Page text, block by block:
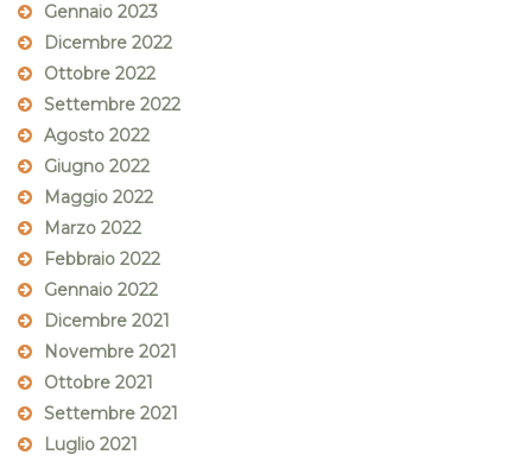
Gennaio 2023
Dicembre 2022
Ottobre 2022
Settembre 2022
Agosto 2022
Giugno 2022
Maggio 2022
Marzo 2022
Febbraio 2022
Gennaio 2022
Dicembre 2021
Novembre 2021
Ottobre 2021
Settembre 2021
Luglio 2021